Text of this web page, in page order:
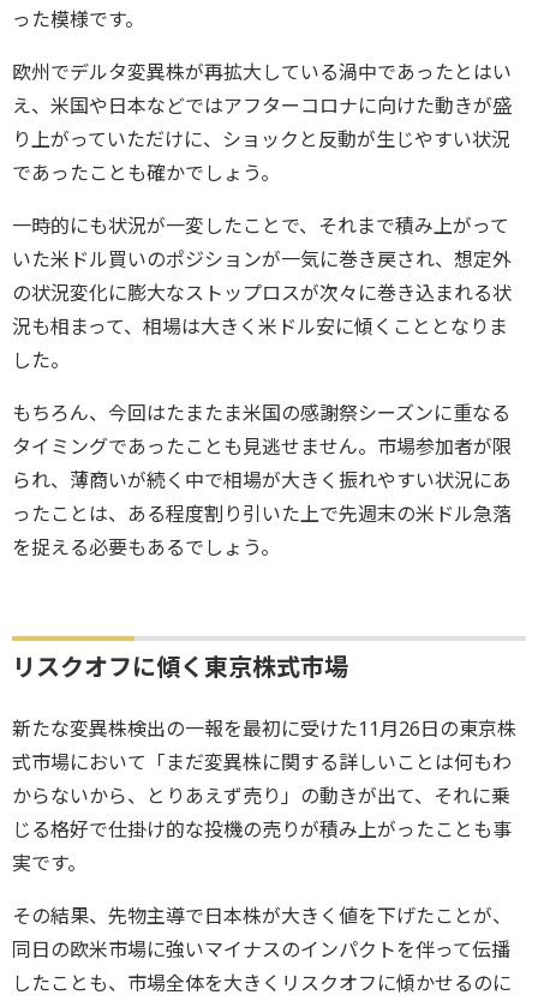
った模様です。
欧州でデルタ変異株が再拡大している渦中であったとはい
え、米国や日本などではアフターコロナに向けた動きが盛
り上がっていただけに、ショックと反動が生じやすい状況
であったことも確かでしょう。
一時的にも状況が一変したことで、それまで積み上がって
いた米ドル買いのポジションが一気に巻き戻され、想定外
の状況変化に膨大なストップロスが次々に巻き込まれる状
況も相まって、相場は大きく米ドル安に傾くこととなりま
した。
もちろん、今回はたまたま米国の感謝祭シーズンに重なる
タイミングであったことも見逃せません。市場参加者が限
られ、薄商いが続く中で相場が大きく振れやすい状況にあ
ったことは、ある程度割り引いた上で先週末の米ドル急落
を捉える必要もあるでしょう。
リスクオフに傾く東京株式市場
新たな変異株検出の一報を最初に受けた11月26日の東京株
式市場において「まだ変異株に関する詳しいことは何もわ
からないから、とりあえず売り」の動きが出て、それに乗
じる格好で仕掛け的な投機の売りが積み上がったことも事
実です。
その結果、先物主導で日本株が大きく値を下げたことが、
同日の欧米市場に強いマイナスのインパクトを伴って伝播
したことも、市場全体を大きくリスクオフに傾かせるのに